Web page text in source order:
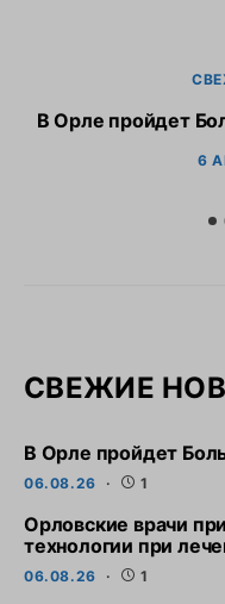
В Орле пройдет
6
СВЕЖИЕ
В Орле пройдет
06.08.26 1
Орловские врачи
технологии при
06.08.26 1